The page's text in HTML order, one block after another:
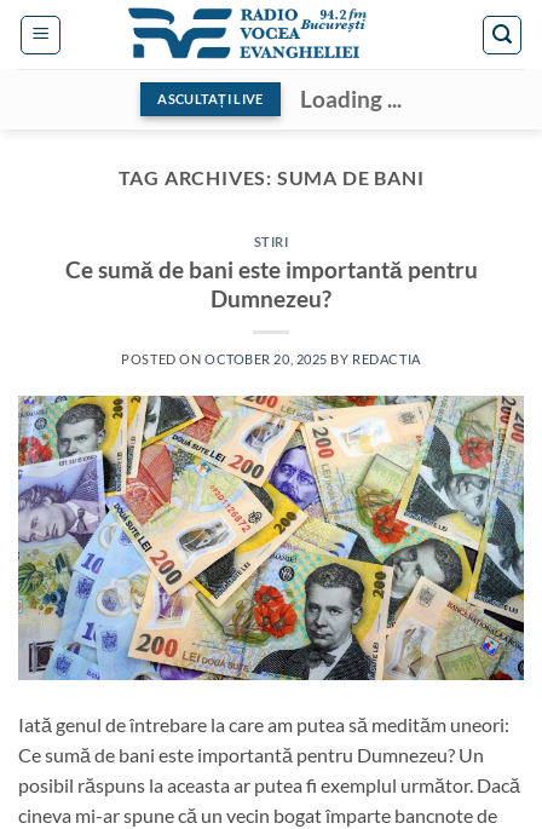
Skip
ASCULTAȚI LIVE Loading ...
TAG ARCHIVES: SUMA DE BANI
STIRI
Ce sumă de bani este importantă pentru
Dumnezeu?
POSTED ON OCTOBER 20, 2025 BY REDACTIA
Iată genul de întrebare la care am putea să medităm uneori:
Ce sumă de bani este importantă pentru Dumnezeu? Un
posibil răspuns la aceasta ar putea fi exemplul următor. Dacă
cineva mi-ar spune că un vecin bogat împarte bancnote de